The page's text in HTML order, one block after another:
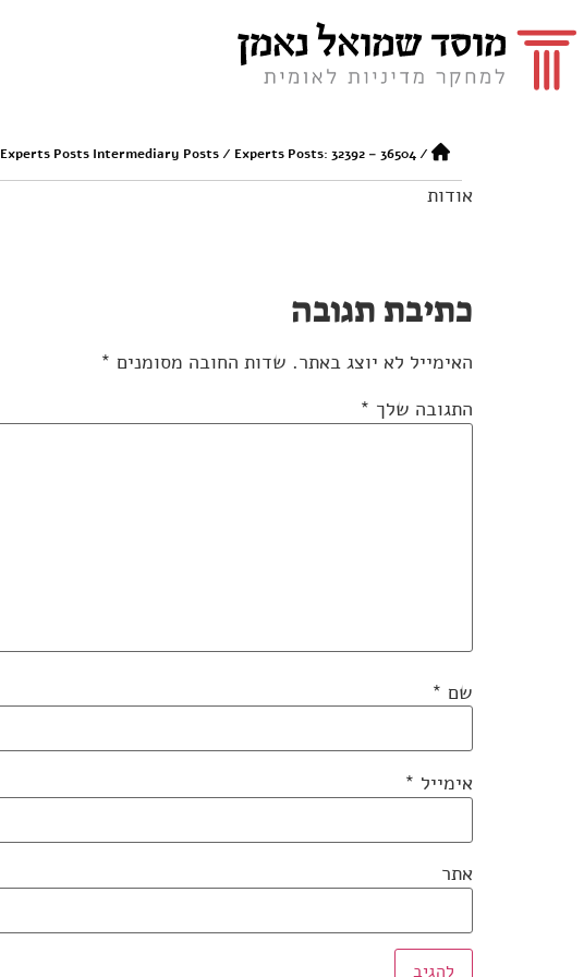
/
Experts Posts Intermediary Posts/ Experts Posts: 32392 – 36504
אודות
כתיבת תגובה
האימייל לא יוצג באתר. שדות החובה מסומנים *
התגובה שלך *
שם *
אימייל *
אתר